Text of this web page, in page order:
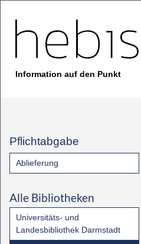
Information auf den Punkt
Pflichtabgabe
Ablieferung
Alle Bibliotheken
Universitäts- und
Landesbibliothek Darmstadt